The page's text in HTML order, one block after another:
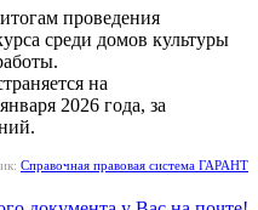
проведения
среди домов культуры
на
2026 года, за
Справочная правовая система ГАРАНТ